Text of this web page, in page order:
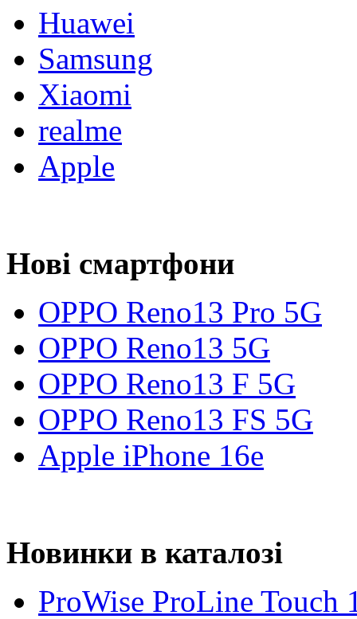
Huawei
Samsung
Xiaomi
realme
Apple
Нові смартфони
OPPO Reno13 Pro 5G
OPPO Reno13 5G
OPPO Reno13 F 5G
OPPO Reno13 FS 5G
Apple iPhone 16e
Новинки в каталозі
ProWise ProLine Touch